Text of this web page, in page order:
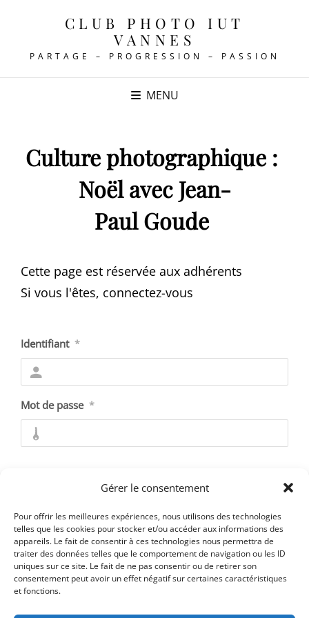
Gérer le consentement
Pour offrir les meilleures expériences, nous utilisons des technologies
telles que les cookies pour stocker et/ou accéder aux informations des
appareils. Le fait de consentir à ces technologies nous permettra de
traiter des données telles que le comportement de navigation ou les ID
uniques sur ce site. Le fait de ne pas consentir ou de retirer son
consentement peut avoir un effet négatif sur certaines caractéristiques
et fonctions.
CLUB PHOTO IUT
VANNES
PARTAGE – PROGRESSION – PASSION
MENU
Culture photographique :
Noël avec Jean-
Paul Goude
Cette page est réservée aux adhérents
Si vous l'êtes, connectez-vous
Identifiant *
Mot de passe *
Mot de passe oublié ?